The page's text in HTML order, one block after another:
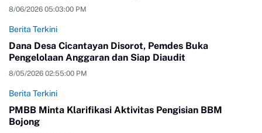
8/06/2026 05:03:00 PM
Berita Terkini
Dana Desa Cicantayan Disorot, Pemdes Buka
Pengelolaan Anggaran dan Siap Diaudit
8/05/2026 02:55:00 PM
Berita Terkini
PMBB Minta Klarifikasi Aktivitas Pengisian BBM
Bojong